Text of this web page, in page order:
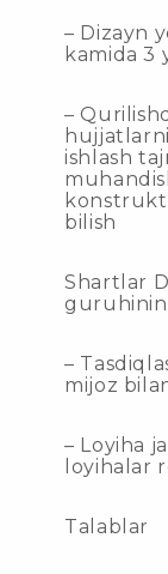
– Dizayn
kamida 3
–
ishlash
bilish
Shartlar
–
mijoz
– Loyiha
loyihalar
Talablar